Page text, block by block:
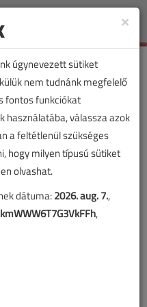
Toggle
×
úgynevezett sütiket
nem tudnánk megfelelő
fontos funkciókat
használatába, válassza azok
a feltétlenül szükséges
hogy milyen típusú sütiket
olvashat.
dátuma:2026. aug. 7.,
,